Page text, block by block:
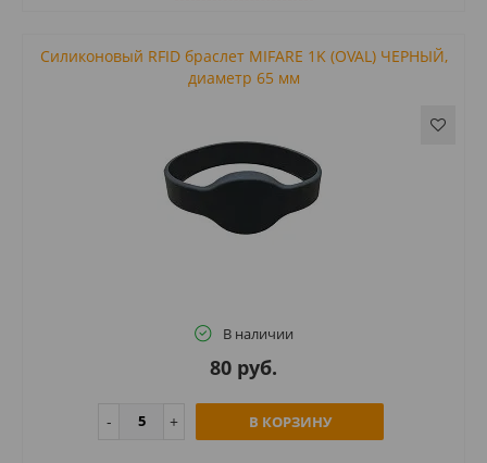
Силиконовый RFID браслет MIFARE 1K (OVAL) ЧЕРНЫЙ,
диаметр 65 мм
В наличии
80 руб.
В КОРЗИНУ